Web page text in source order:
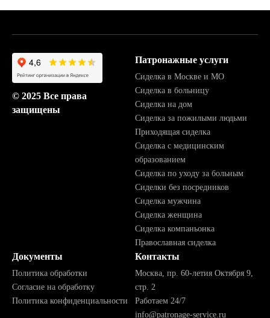
© 2025 Все права
защищены
Патронажные услуги
Сиделка в Москве и МО
Сиделка в больницу
Сиделка на дом
Сиделка за пожилыми людьми
Приходящая сиделка
Сиделка с медицинским
образованием
Сиделка по уходу за больным
Сиделки без посредников
Сиделка мужчина
Сиделка женщина
Сиделка компаньонка
Православная сиделка
Документы
Политика обработки
Согласие на обработку
Политика конфиденциальности
Контакты
Москва, пр. 60-летия Октября 9,
стр. 2
Работаем 24/7
info@patronage-service.ru